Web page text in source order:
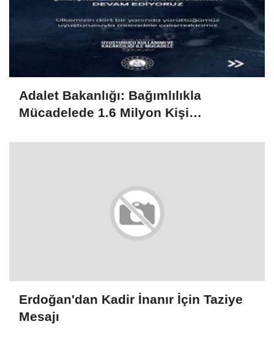
Adalet Bakanlığı: Bağımlılıkla
Mücadelede 1.6 Milyon Kişi
Erdoğan'dan Kadir İnanır İçin Taziye
Mesajı